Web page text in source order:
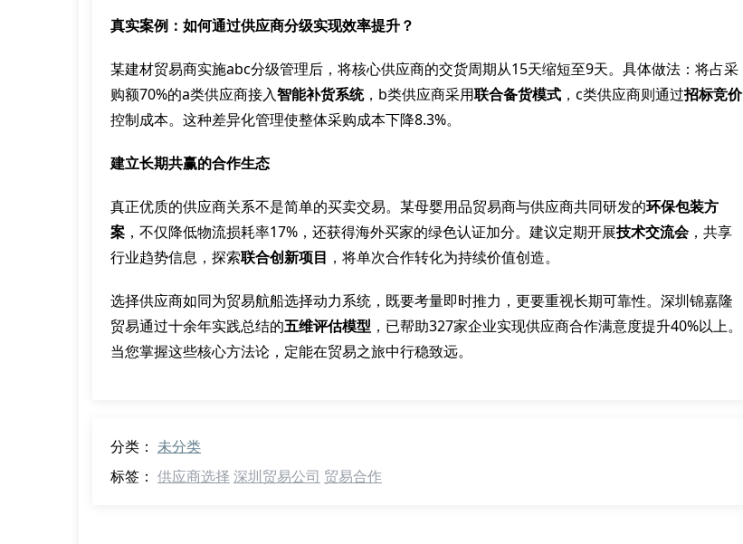
真实案例：如何通过供应商分级实现效率提升？
某建材贸易商实施abc分级管理后，将核心供应商的交货周期从15天缩短至9天。具体做法：将占采
购额70%的a类供应商接入智能补货系统，b类供应商采用联合备货模式 ，c类供应商则通过招标竞价
控制成本。这种差异化管理使整体采购成本下降8.3%。
建立长期共赢的合作生态
真正优质的供应商关系不是简单的买卖交易。某母婴用品贸易商与供应商共同研发的环保包装方
案 ，不仅降低物流损耗率17%，还获得海外买家的绿色认证加分。建议定期开展技术交流会，共享
行业趋势信息，探索联合创新项目 ，将单次合作转化为持续价值创造。
选择供应商如同为贸易航船选择动力系统，既要考量即时推力，更要重视长期可靠性。深圳锦嘉隆
贸易通过十余年实践总结的五维评估模型 ，已帮助327家企业实现供应商合作满意度提升40%以上。
当您掌握这些核心方法论，定能在贸易之旅中行稳致远。
分类： 未分类
标签： 供应商选择 深圳贸易公司 贸易合作